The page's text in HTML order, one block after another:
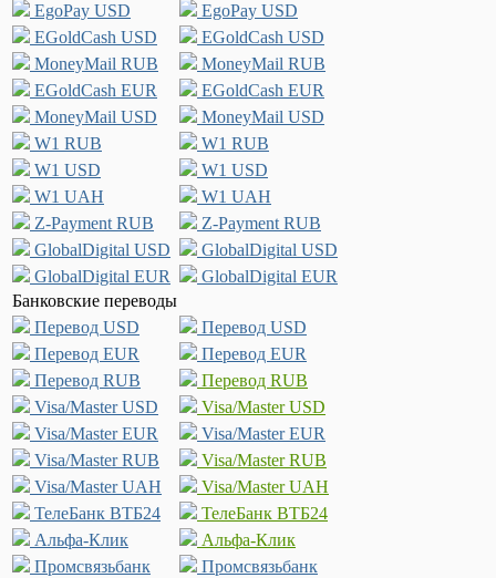
EgoPay USD
EgoPay USD
EGoldCash USD
EGoldCash USD
MoneyMail RUB
MoneyMail RUB
EGoldCash EUR
EGoldCash EUR
MoneyMail USD
MoneyMail USD
W1 RUB
W1 RUB
W1 USD
W1 USD
W1 UAH
W1 UAH
Z-Payment RUB
Z-Payment RUB
GlobalDigital USD
GlobalDigital USD
GlobalDigital EUR
GlobalDigital EUR
Банковские переводы
Перевод USD
Перевод USD
Перевод EUR
Перевод EUR
Перевод RUB
Перевод RUB
Visa/Master USD
Visa/Master USD
Visa/Master EUR
Visa/Master EUR
Visa/Master RUB
Visa/Master RUB
Visa/Master UAH
Visa/Master UAH
ТелеБанк ВТБ24
ТелеБанк ВТБ24
Альфа-Клик
Альфа-Клик
Промсвязьбанк
Промсвязьбанк